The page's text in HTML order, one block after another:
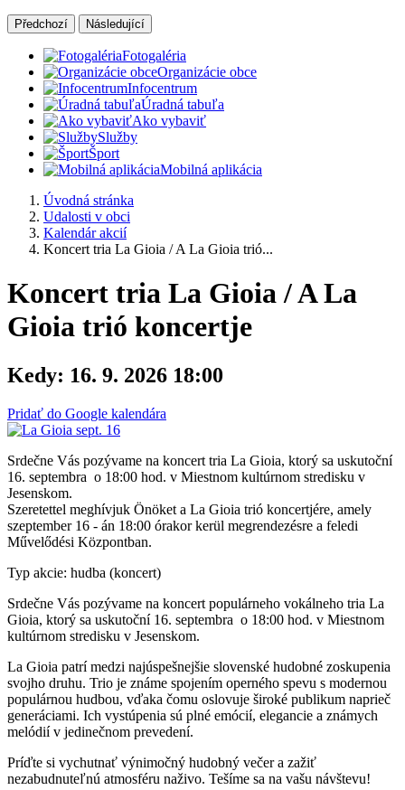
Předchozí Následující
Fotogaléria
Organizácie obce
Infocentrum
Úradná tabuľa
Ako vybaviť
Služby
Šport
Mobilná aplikácia
Úvodná stránka
Udalosti v obci
Kalendár akcií
Koncert tria La Gioia / A La Gioia trió...
Koncert tria La Gioia / A La
Gioia trió koncertje
Kedy: 16. 9. 2026 18:00
Pridať do Google kalendára
Srdečne Vás pozývame na koncert tria La Gioia, ktorý sa uskutoční
16. septembra o 18:00 hod. v Miestnom kultúrnom stredisku v
Jesenskom.
Szeretettel meghívjuk Önöket a La Gioia trió koncertjére, amely
szeptember 16 - án 18:00 órakor kerül megrendezésre a feledi
Művelődési Központban.
Typ akcie: hudba (koncert)
Srdečne Vás pozývame na koncert populárneho vokálneho tria La
Gioia, ktorý sa uskutoční 16. septembra o 18:00 hod. v Miestnom
kultúrnom stredisku v Jesenskom.
La Gioia patrí medzi najúspešnejšie slovenské hudobné zoskupenia
svojho druhu. Trio je známe spojením operného spevu s modernou
populárnou hudbou, vďaka čomu oslovuje široké publikum naprieč
generáciami. Ich vystúpenia sú plné emócií, elegancie a známych
melódií v jedinečnom prevedení.
Príďte si vychutnať výnimočný hudobný večer a zažiť
nezabudnuteľnú atmosféru naživo. Tešíme sa na vašu návštevu!